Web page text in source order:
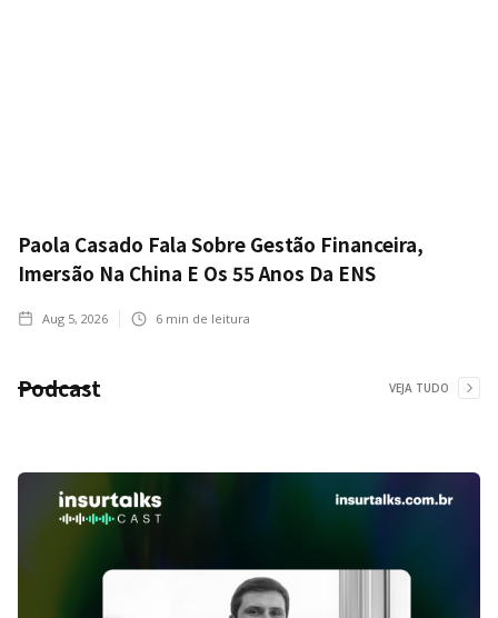
Paola Casado Fala Sobre Gestão Financeira,
Imersão Na China E Os 55 Anos Da ENS
Aug 5, 2026 6 min de leitura
Podcast VEJA TUDO